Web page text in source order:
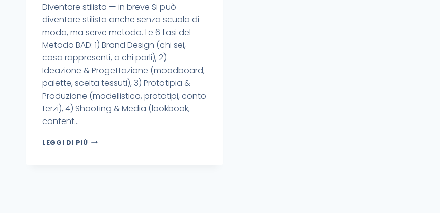
Diventare stilista — in breve Si può
diventare stilista anche senza scuola di
moda, ma serve metodo. Le 6 fasi del
Metodo BAD: 1) Brand Design (chi sei,
cosa rappresenti, a chi parli), 2)
Ideazione & Progettazione (moodboard,
palette, scelta tessuti), 3) Prototipia &
Produzione (modellistica, prototipi, conto
terzi), 4) Shooting & Media (lookbook,
content…
LEGGI DI PIÙ